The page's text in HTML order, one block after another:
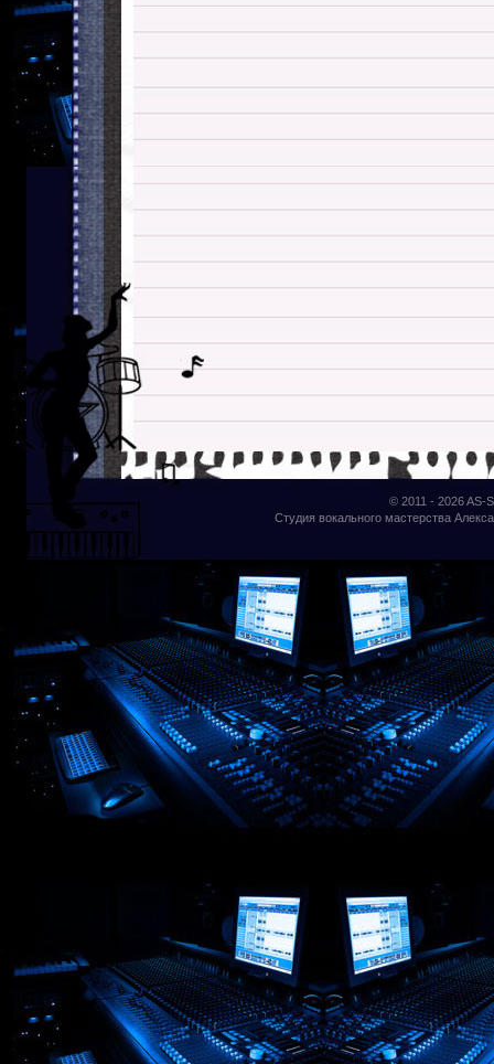
© 2011 - 2026AS-
Студия вокального мастерства